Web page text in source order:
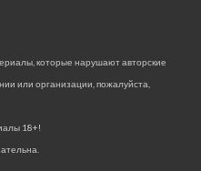
которые нарушают авторские
или организации, пожалуйста,
18+!